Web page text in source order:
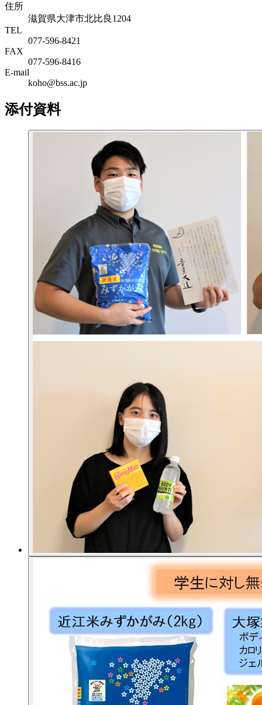
住所
滋賀県大津市北比良1204
TEL
077-596-8421
FAX
077-596-8416
E-mail
koho@bss.ac.jp
添付資料